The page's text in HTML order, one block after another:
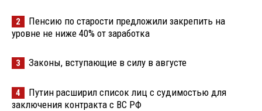
2
Пенсию по старости предложили закрепить на
уровне не ниже 40% от заработка
3 Законы, вступающие в силу в августе
4
Путин расширил список лиц с судимостью для
заключения контракта с ВС РФ